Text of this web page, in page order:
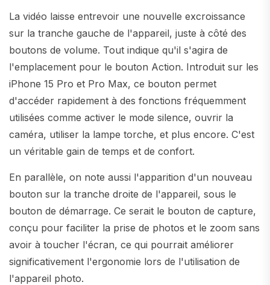
La vidéo laisse entrevoir une nouvelle excroissance
sur la tranche gauche de l'appareil, juste à côté des
boutons de volume. Tout indique qu'il s'agira de
l'emplacement pour le bouton Action. Introduit sur les
iPhone 15 Pro et Pro Max, ce bouton permet
d'accéder rapidement à des fonctions fréquemment
utilisées comme activer le mode silence, ouvrir la
caméra, utiliser la lampe torche, et plus encore. C'est
un véritable gain de temps et de confort.
En parallèle, on note aussi l'apparition d'un nouveau
bouton sur la tranche droite de l'appareil, sous le
bouton de démarrage. Ce serait le bouton de capture,
conçu pour faciliter la prise de photos et le zoom sans
avoir à toucher l'écran, ce qui pourrait améliorer
significativement l'ergonomie lors de l'utilisation de
l'appareil photo.